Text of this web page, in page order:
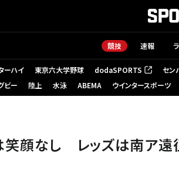
競技 速報
ーハイ 東京六大学野球 dodaSPORTS
（新しいタブで開く） セン
ビー 陸上 水泳 ABEMA ウインタースポーツ
笑顔なし レッズは南ア遠